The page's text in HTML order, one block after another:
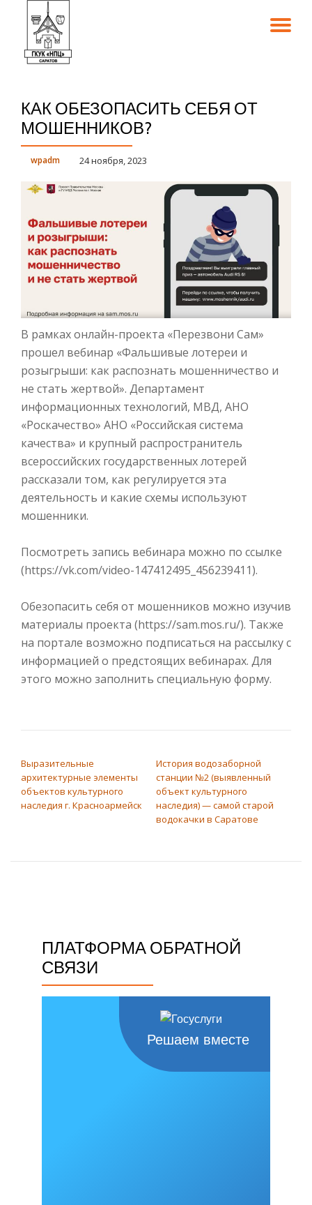
content
КАК ОБЕЗОПАСИТЬ СЕБЯ ОТ
МОШЕННИКОВ?
wpadm 24 ноября, 2023
В рамках онлайн-проекта «Перезвони Сам»
прошел вебинар «Фальшивые лотереи и
розыгрыши: как распознать мошенничество и
не стать жертвой». Департамент
информационных технологий, МВД, АНО
«Роскачество» АНО «Российская система
качества» и крупный распространитель
всероссийских государственных лотерей
рассказали том, как регулируется эта
деятельность и какие схемы используют
мошенники.
Посмотреть запись вебинара можно по ссылке
(https://vk.com/video-147412495_456239411).
Обезопасить себя от мошенников можно изучив
материалы проекта (https://sam.mos.ru/). Также
на портале возможно подписаться на рассылку с
информацией о предстоящих вебинарах. Для
этого можно заполнить специальную форму.
Выразительные
архитектурные элементы
объектов культурного
наследия г. Красноармейск
История водозаборной
станции №2 (выявленный
объект культурного
наследия) — самой старой
водокачки в Саратове
ПЛАТФОРМА ОБРАТНОЙ
СВЯЗИ
Решаем вместе